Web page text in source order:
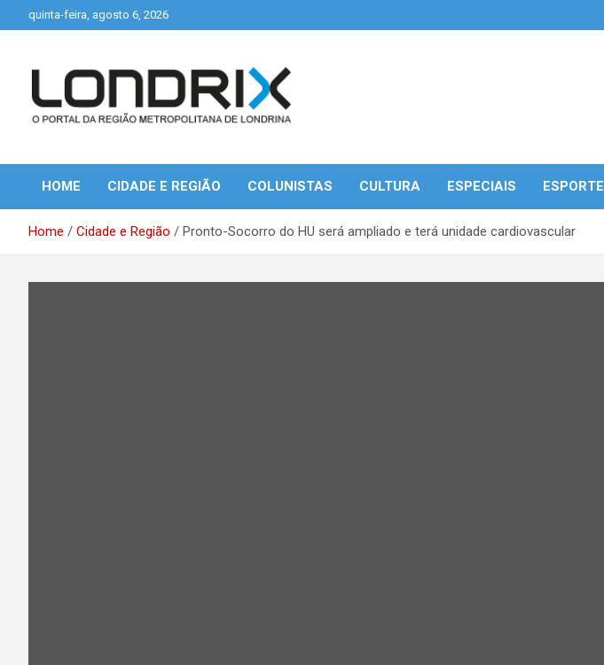
to
quinta-feira, agosto 6, 2026
Londrix
HOME CIDADE E REGIÃO COLUNISTAS CULTURA ESPECIAIS ESPORTE
Home Cidade e Região Pronto-Socorro do HU será ampliado e terá unidade cardiovascular